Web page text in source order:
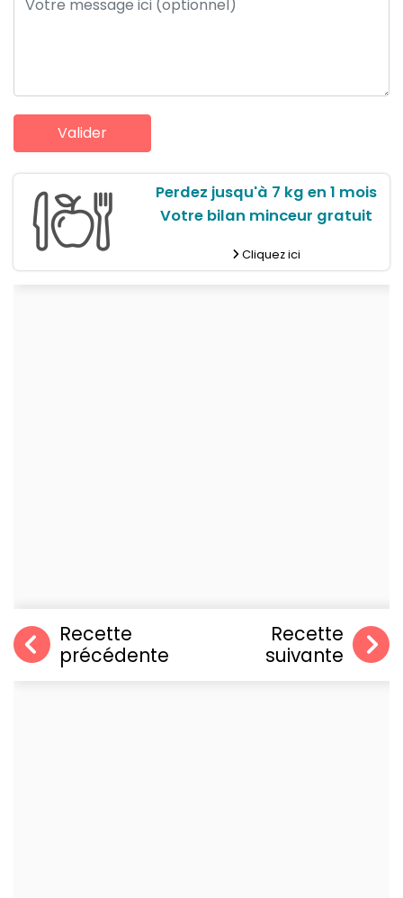
Perdez jusqu'à 7 kg en 1 mois
Votre bilan minceur gratuit
Cliquez ici
Recette
précédente
Recette
suivante